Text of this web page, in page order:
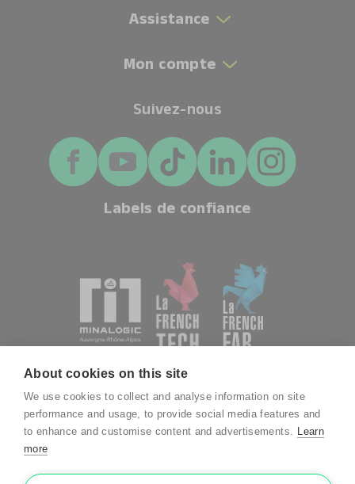
Assistance
Mon compte
Suivez-nous
Labels de confiance
About cookies on this site
We use cookies to collect and analyse information on site
performance and usage, to provide social media features and
to enhance and customise content and advertisements. Learn
more